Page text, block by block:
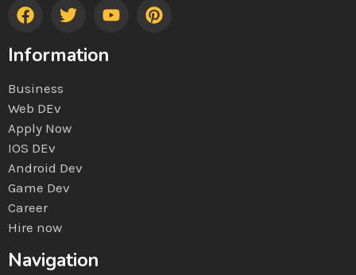
Information
Business
Web DEv
Apply Now
IOS DEv
Android Dev
Game Dev
Career
Hire now
Navigation